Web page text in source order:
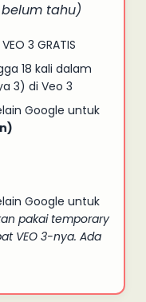
tahu)
3 GRATIS
18 kali dalam
3) di Veo 3
Google untuk
Google untuk
pakai temporary
VEO 3-nya. Ada